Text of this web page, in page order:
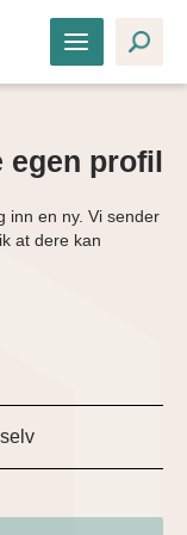
egen profil
inn en ny. Vi sender
at dere kan